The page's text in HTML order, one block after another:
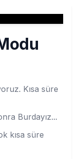
Kısa süre
Burdayız...
kısa süre